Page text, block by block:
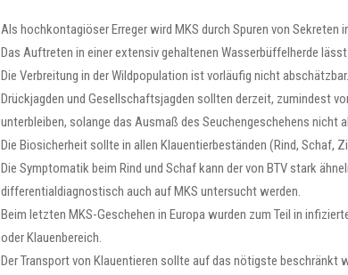
Als hochkontagiöser Erreger wird MKS durch Spuren von Sekreten
Das Auftreten in einer extensiv gehaltenen Wasserbüffelherde
Die Verbreitung in der Wildpopulation ist vorläufig nicht abschätzbar.
Drückjagden und Gesellschaftsjagden sollten derzeit, zumindest
unterbleiben, solange das Ausmaß des Seuchengeschehens nicht
Die Biosicherheit sollte in allen Klauentierbeständen (Rind, Schaf,
Die Symptomatik beim Rind und Schaf kann der von BTV stark
differentialdiagnostisch auch auf MKS untersucht werden.
Beim letzten MKS-Geschehen in Europa wurden zum Teil in
oder Klauenbereich.
Der Transport von Klauentieren sollte auf das nötigste beschränkt